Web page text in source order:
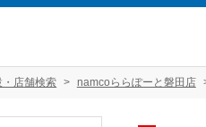
・店舗検索 namcoららぽーと磐田店